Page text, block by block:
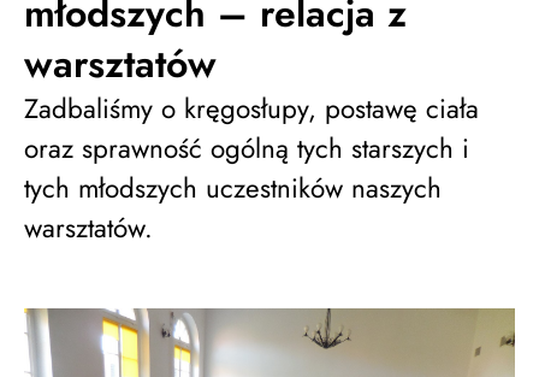
młodszych – relacja z
warsztatów
Zadbaliśmy o kręgosłupy, postawę ciała
oraz sprawność ogólną tych starszych i
tych młodszych uczestników naszych
warsztatów.